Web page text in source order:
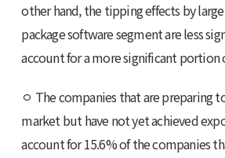
other hand, the tipping effects by
package software segment are less
account for a more significant
ㅇ The companies that are preparing
market but have not yet achieved
account for 15.6% of the companies